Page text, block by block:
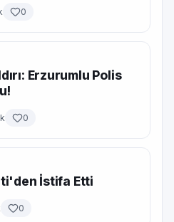
0
Erzurumlu Polis
0
İstifa Etti
0